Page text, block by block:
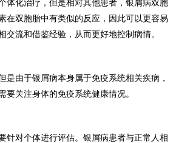
体化治疗，但是相对其他患者，银屑病双胞
在双胞胎中有类似的反应，因此可以更容易
流和借鉴经验，从而更好地控制病情。
由于银屑病本身属于免疫系统相关疾病，
关注身体的免疫系统健康情况。
针对个体进行评估。银屑病患者与正常人相